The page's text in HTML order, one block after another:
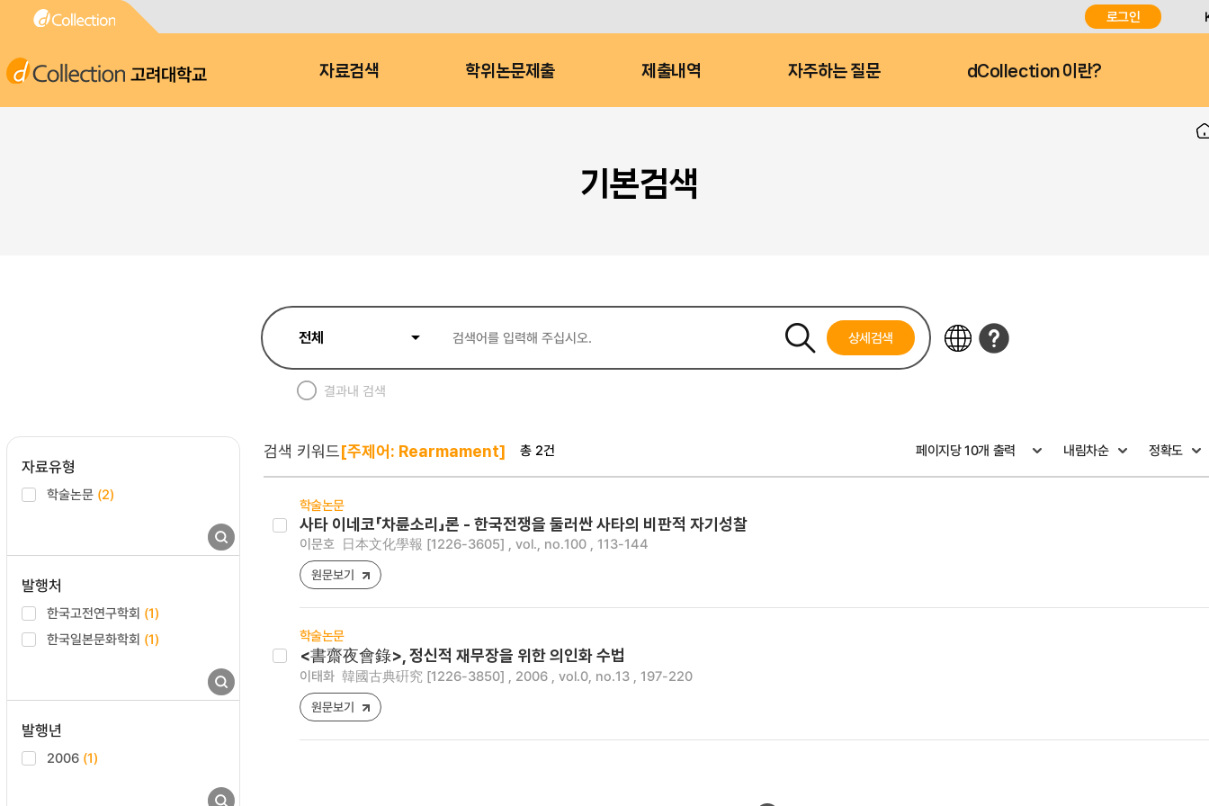
로그인
고려대학교 자료검색 학위논문제출 제출내역 자주하는 질문 dCollection 이란?
기본검색
상세검색
결과내 검색
자료유형
학술논문 (2)
발행처
한국고전연구학회 (1)
한국일본문화학회 (1)
발행년
2006 (1)
검색 키워드[주제어: Rearmament] 총 2건
학술논문
사타 이네코「차륜소리」론 - 한국전쟁을 둘러싼 사타의 비판적 자기성찰
이문호 日本文化學報 [1226-3605] , vol., no.100 , 113-144
원문보기
학술논문
<書齋夜會錄>, 정신적 재무장을 위한 의인화 수법
이태화 韓國古典硏究 [1226-3850] , 2006 , vol.0, no.13 , 197-220
원문보기